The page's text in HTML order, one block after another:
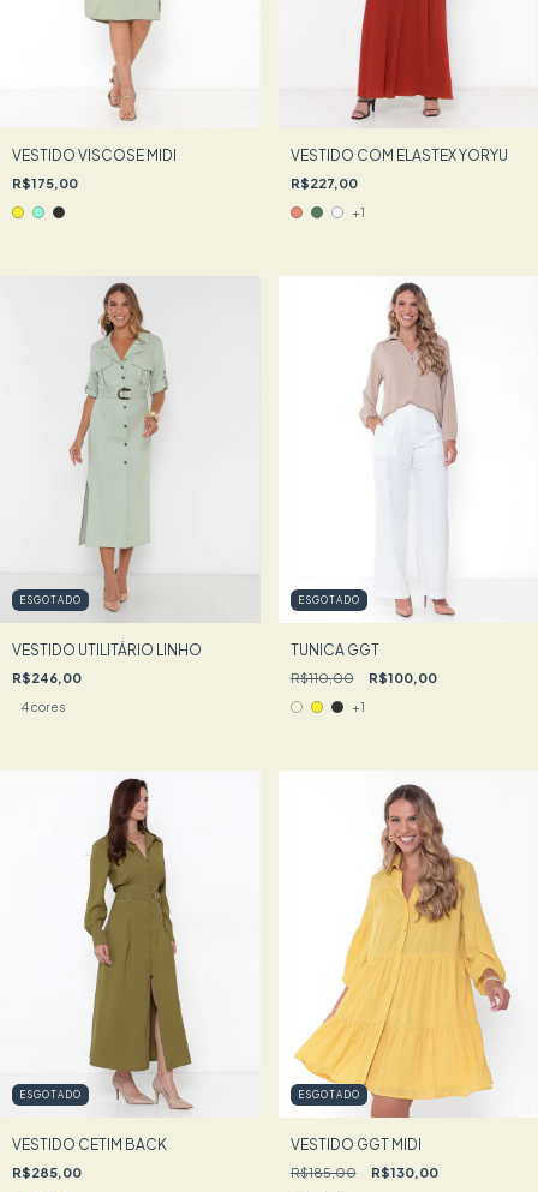
VESTIDO VISCOSE MIDI
R$175,00
VESTIDO COM ELASTEX YORYU
R$227,00
+1
ESGOTADO
VESTIDO UTILITÁRIO LINHO
R$246,00
4 cores
ESGOTADO
TUNICA GGT
R$110,00 R$100,00
+1
ESGOTADO
VESTIDO CETIM BACK
R$285,00
ESGOTADO
VESTIDO GGT MIDI
R$185,00 R$130,00